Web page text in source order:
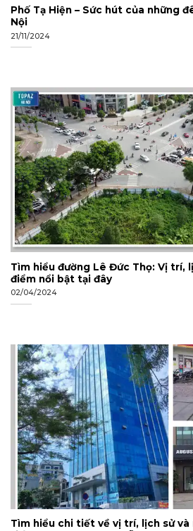
Phố Tạ Hiện – Sức hút của những
Nội
21/11/2024
Tìm hiểu đường Lê Đức Thọ: Vị trí,
điểm nổi bật tại đây
02/04/2024
Tìm hiểu chi tiết về vị trí, lịch sử và